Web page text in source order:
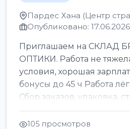
Пардес Хана (Центр
Опубликовано: 17.06.2026
Приглашаем на СКЛАД
ОПТИКИ. Работа не
условия, хорошая
бонусы до 45 ч Работа
Сбор заказов, упаковка,
сортировка Воскре...
105 просмотров